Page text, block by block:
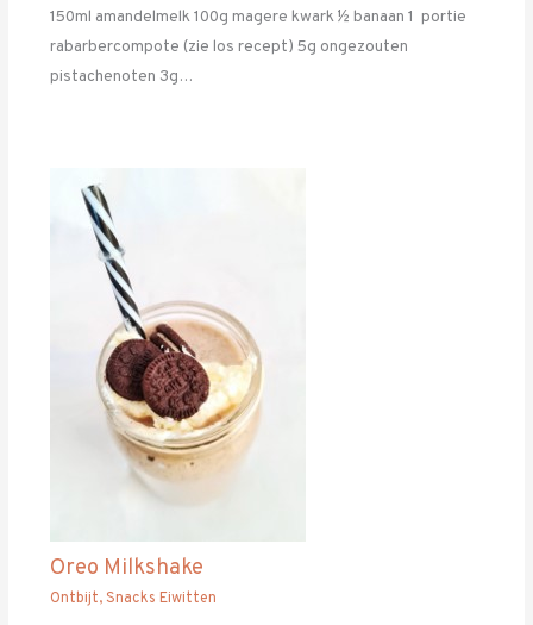
150ml amandelmelk 100g magere kwark ½ banaan 1 portie
rabarbercompote (zie los recept) 5g ongezouten
pistachenoten 3g…
Oreo Milkshake
Ontbijt,Snacks Eiwitten